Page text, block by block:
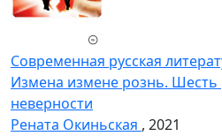
Современная русская
Измена измене рознь. Шесть
неверности
Рената Окиньская , 2021